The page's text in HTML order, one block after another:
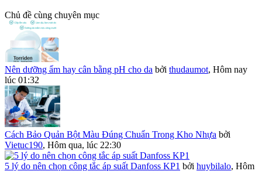
Chủ đề cùng chuyên mục
Nên dưỡng ẩm hay cân bằng pH cho da bởi thudaumot, Hôm nay
lúc 01:32
Cách Bảo Quản Bột Màu Đúng Chuẩn Trong Kho Nhựa bởi
Vietuc190, Hôm qua, lúc 22:30
5 lý do nên chọn công tắc áp suất Danfoss KP1 bởi huybilalo, Hôm